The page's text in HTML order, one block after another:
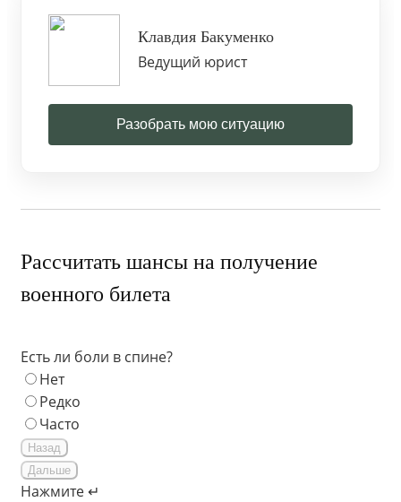
Клавдия Бакуменко
Ведущий юрист
Разобрать мою ситуацию
Рассчитать шансы на получение
военного билета
Есть ли боли в спине?
Нет
Редко
Часто
Назад
Дальше
Нажмите ↵